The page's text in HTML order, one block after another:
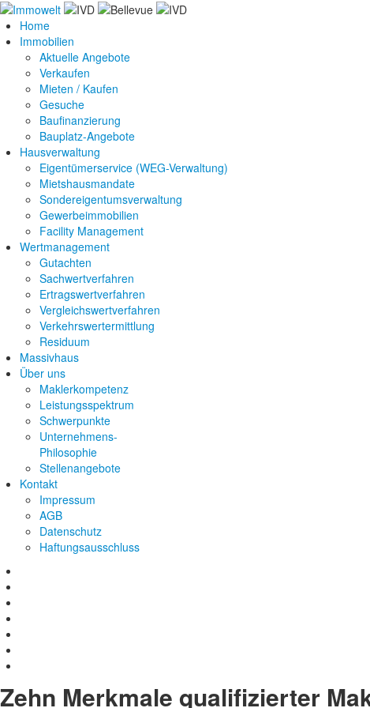
Home
Immobilien
Aktuelle Angebote
Verkaufen
Mieten / Kaufen
Gesuche
Baufinanzierung
Bauplatz-Angebote
Hausverwaltung
Eigentümerservice (WEG-Verwaltung)
Mietshausmandate
Sondereigentumsverwaltung
Gewerbeimmobilien
Facility Management
Wertmanagement
Gutachten
Sachwertverfahren
Ertragswertverfahren
Vergleichswertverfahren
Verkehrswertermittlung
Residuum
Massivhaus
Über uns
Maklerkompetenz
Leistungsspektrum
Schwerpunkte
Unternehmens-
Philosophie
Stellenangebote
Kontakt
Impressum
AGB
Datenschutz
Haftungsausschluss
Zehn Merkmale qualifizierter